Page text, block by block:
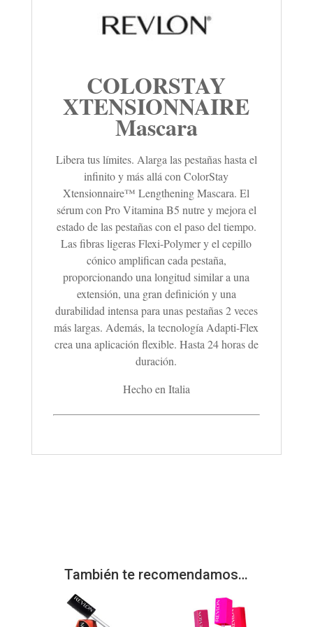
COLORSTAY
XTENSIONNAIRE
Mascara
Libera tus límites. Alarga las pestañas hasta el
infinito y más allá con ColorStay
Xtensionnaire™ Lengthening Mascara. El
sérum con Pro Vitamina B5 nutre y mejora el
estado de las pestañas con el paso del tiempo.
Las fibras ligeras Flexi-Polymer y el cepillo
cónico amplifican cada pestaña,
proporcionando una longitud similar a una
extensión, una gran definición y una
durabilidad intensa para unas pestañas 2 veces
más largas. Además, la tecnología Adapti-Flex
crea una aplicación flexible. Hasta 24 horas de
duración.
Hecho en Italia
También te recomendamos…